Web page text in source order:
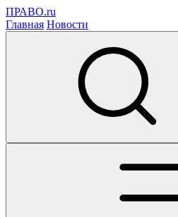
ПРАВО.ru
Главная Новости